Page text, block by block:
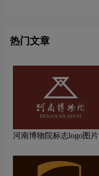
热门文章
河南博物院标志logo图片